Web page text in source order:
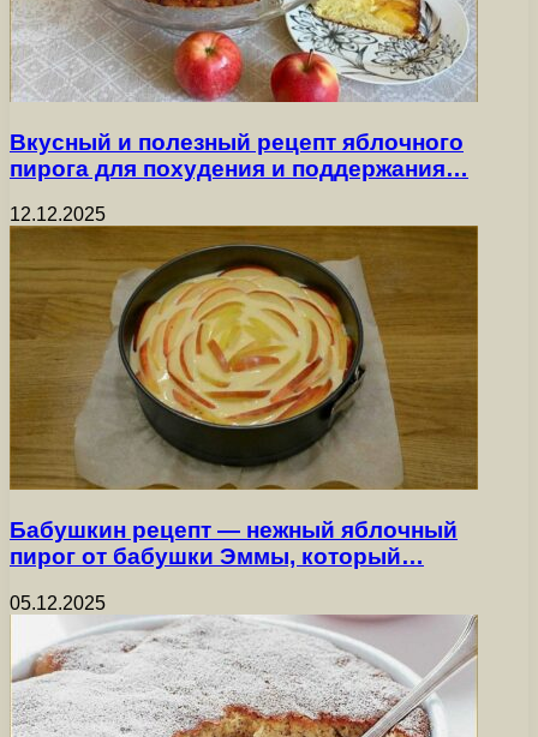
Вкусный и полезный рецепт яблочного
пирога для похудения и поддержания…
12.12.2025
Бабушкин рецепт — нежный яблочный
пирог от бабушки Эммы, который…
05.12.2025